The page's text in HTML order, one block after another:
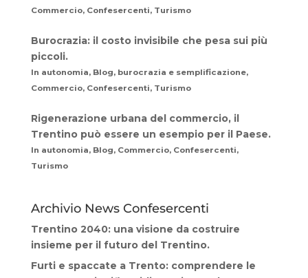
Commercio, Confesercenti, Turismo
Burocrazia: il costo invisibile che pesa sui più
piccoli.
In autonomia, Blog, burocrazia e semplificazione,
Commercio, Confesercenti, Turismo
Rigenerazione urbana del commercio, il
Trentino può essere un esempio per il Paese.
In autonomia, Blog, Commercio, Confesercenti,
Turismo
Archivio News Confesercenti
Trentino 2040: una visione da costruire
insieme per il futuro del Trentino.
Furti e spaccate a Trento: comprendere le